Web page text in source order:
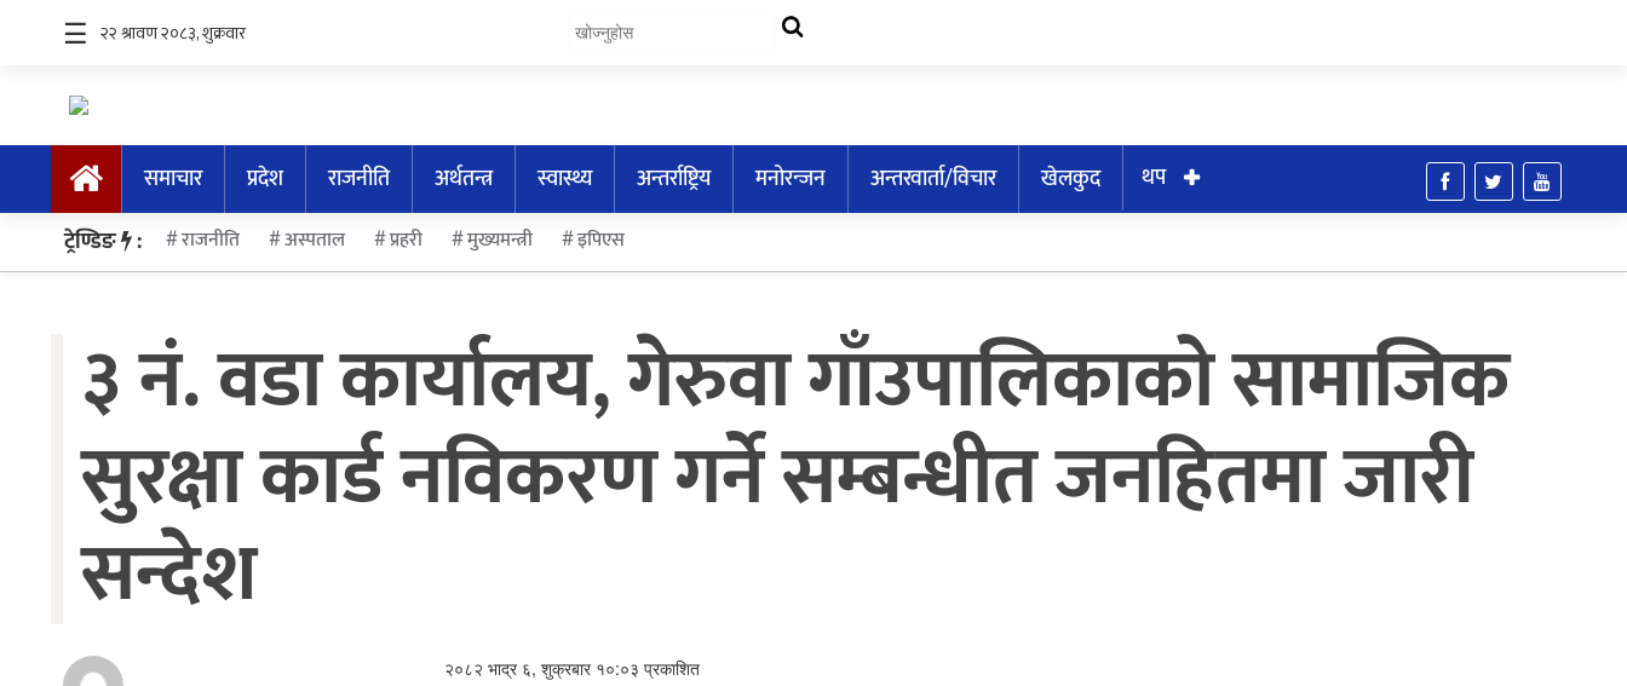
समाचार
प्रदेश
राजनीति
स्वास्थ्य
अन्तर्राष्ट्रिय
मनोरन्जन
अन्तरवार्ता/
विचार
खेलकुद
थप
☰
समाचार प्रदेश राजनीति अर्थतन्त्र स्वास्थ्य अन्तर्राष्ट्रिय मनोरन्जन अन्तरवार्ता/विचार खेलकुद
थप
ट्रेण्डिङ : राजनीति अस्पताल प्रहरी मुख्यमन्त्री इपिएस
३ नं. वडा कार्यालय, गेरुवा गाँउपालिकाको सामाजिक
सुरक्षा कार्ड नविकरण गर्ने सम्बन्धीत जनहितमा जारी
सन्देश
२०८२ भाद्र ६, शुक्रबार १०:०३ प्रकाशित